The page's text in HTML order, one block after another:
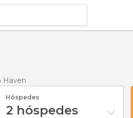
Haven
Hóspedes
2 hóspedes